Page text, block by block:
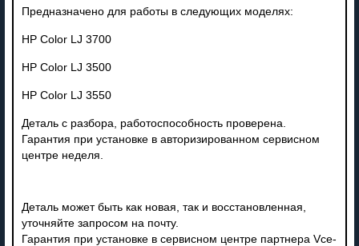
Предназначено для работы в следующих моделях:
HP Color LJ 3700
HP Color LJ 3500
HP Color LJ 3550
Деталь с разбора, работоспособность проверена.
Гарантия при установке в авторизированном сервисном
центре неделя.
Деталь может быть как новая, так и восстановленная,
уточняйте запросом на почту.
Гарантия при установке в сервисном центре партнера Vce-